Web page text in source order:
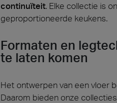
continuïteit. Elke collectie is
geproportioneerde keukens.
Formaten en
te laten komen
Het ontwerpen van een vloer
Daarom bieden onze